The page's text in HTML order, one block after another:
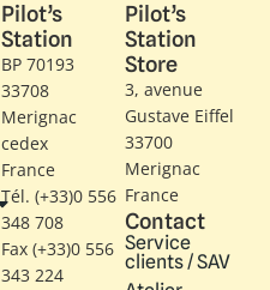
Pilot’s
Station
BP 70193
33708
Merignac
cedex
France
Tél. (+33)0 556
348 708
Fax (+33)0 556
343 224
Pilot’s
Station
Store
3, avenue
Gustave Eiffel​
33700
Merignac
France
Contact
Service
clients / SAV